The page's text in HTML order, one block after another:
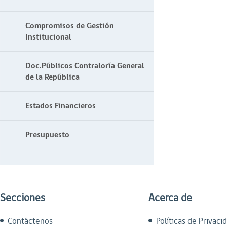
Compromisos de Gestión
Institucional
Doc.Públicos Contraloría General
de la República
Estados Financieros
Presupuesto
Secciones
Contáctenos
Acerca de
Políticas de